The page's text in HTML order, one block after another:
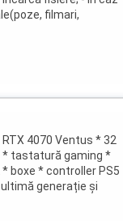
filmari,
4070 Ventus * 32
* tastatură gaming *
boxe * controller PS5
generație și